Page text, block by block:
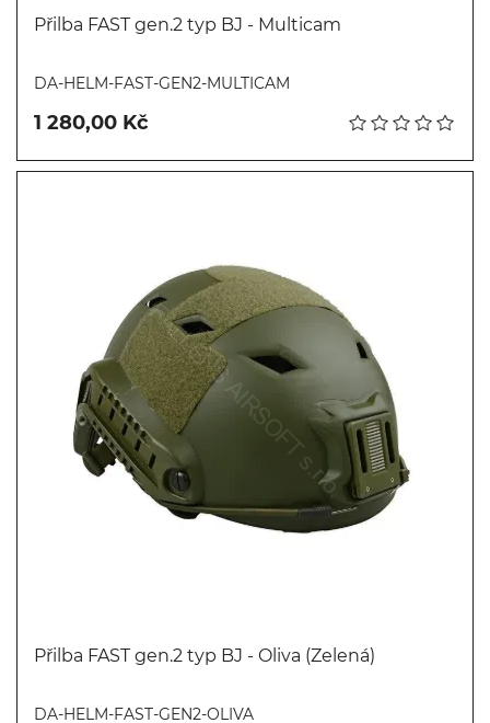
Přilba FAST gen.2 typ BJ - Multicam
DA-HELM-FAST-GEN2-MULTICAM
1 280,00 Kč
Přilba FAST gen.2 typ BJ - Oliva (Zelená)
DA-HELM-FAST-GEN2-OLIVA